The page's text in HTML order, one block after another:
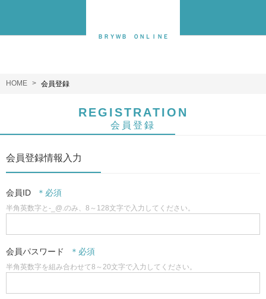
ＢＲＹＷＢ ＯＮＬＩＮＥ
HOME 会員登録
REGISTRATION
会員登録
会員登録情報入力
会員ID
半角英数字と-_@.のみ、8～128文字で入力してください。
会員パスワード
半角英数字を組み合わせて8～20文字で入力してください。